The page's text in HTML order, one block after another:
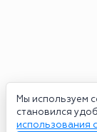
Мы используем
становился
использования